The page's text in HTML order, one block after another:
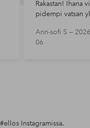
Rakastan! Ihana
pidempi vatsan
sellaisenaan.
hieman
Ann-sofi S —
06
#ellos Instagramissa.